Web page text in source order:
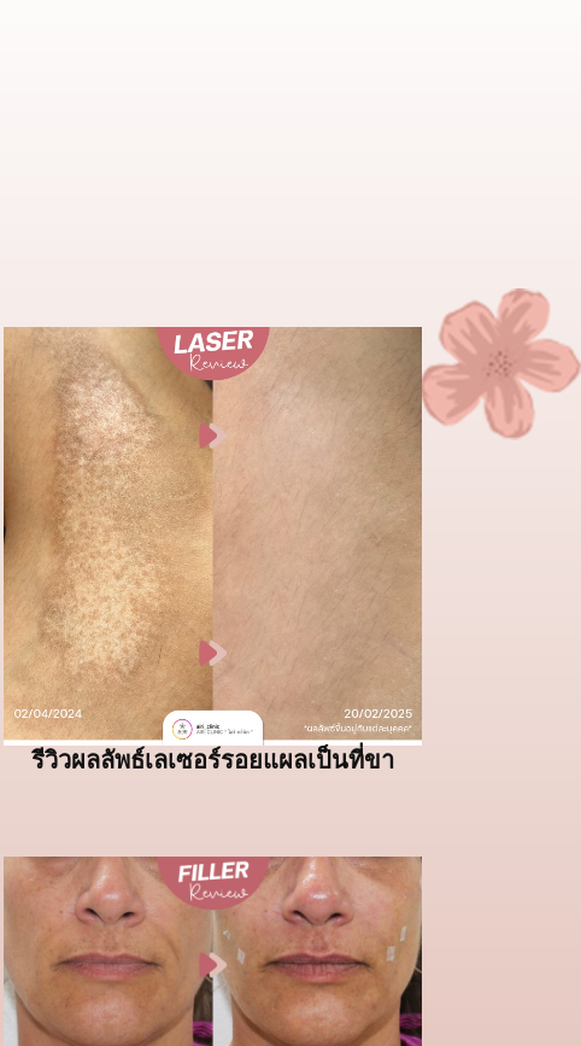
รีวิวผลลัพธ์เลเซอร์รอยแผลเป็นที่ขา